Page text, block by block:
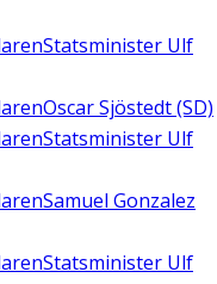
Statsminister Ulf
Oscar Sjöstedt (SD)
Statsminister Ulf
Samuel Gonzalez
Statsminister Ulf